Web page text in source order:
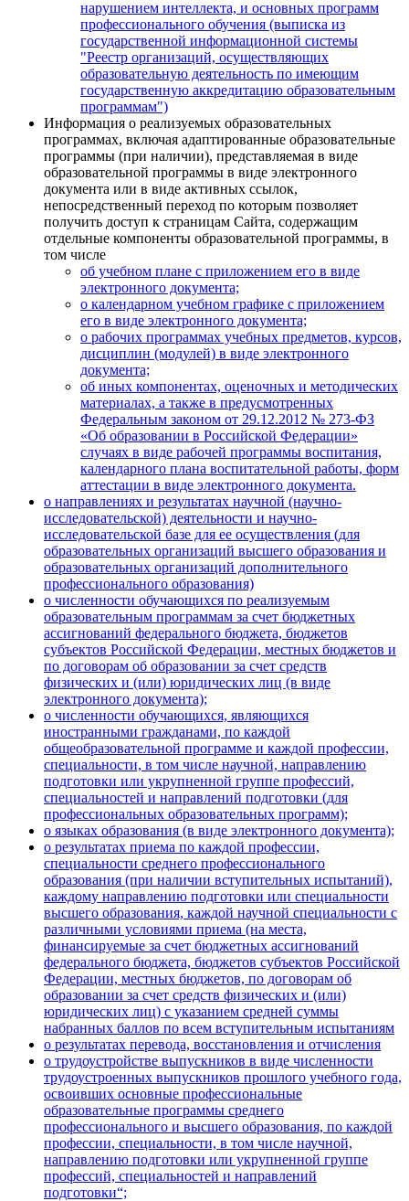
нарушением интеллекта, и основных программ
профессионального обучения (выписка из
государственной информационной системы
"Реестр организаций, осуществляющих
образовательную деятельность по имеющим
государственную аккредитацию образовательным
программам")
Информация о реализуемых образовательных
программах, включая адаптированные образовательные
программы (при наличии), представляемая в виде
образовательной программы в виде электронного
документа или в виде активных ссылок,
непосредственный переход по которым позволяет
получить доступ к страницам Сайта, содержащим
отдельные компоненты образовательной программы, в
том числе
об учебном плане с приложением его в виде
электронного документа;
о календарном учебном графике с приложением
его в виде электронного документа;
о рабочих программах учебных предметов, курсов,
дисциплин (модулей) в виде электронного
документа;
об иных компонентах, оценочных и методических
материалах, а также в предусмотренных
Федеральным законом от 29.12.2012 № 273-ФЗ
«Об образовании в Российской Федерации»
случаях в виде рабочей программы воспитания,
календарного плана воспитательной работы, форм
аттестации в виде электронного документа.
о направлениях и результатах научной (научно-
исследовательской) деятельности и научно-
исследовательской базе для ее осуществления (для
образовательных организаций высшего образования и
образовательных организаций дополнительного
профессионального образования)
о численности обучающихся по реализуемым
образовательным программам за счет бюджетных
ассигнований федерального бюджета, бюджетов
субъектов Российской Федерации, местных бюджетов и
по договорам об образовании за счет средств
физических и (или) юридических лиц (в виде
электронного документа);
о численности обучающихся, являющихся
иностранными гражданами, по каждой
общеобразовательной программе и каждой профессии,
специальности, в том числе научной, направлению
подготовки или укрупненной группе профессий,
специальностей и направлений подготовки (для
профессиональных образовательных программ);
о языках образования (в виде электронного документа);
о результатах приема по каждой профессии,
специальности среднего профессионального
образования (при наличии вступительных испытаний),
каждому направлению подготовки или специальности
высшего образования, каждой научной специальности с
различными условиями приема (на места,
финансируемые за счет бюджетных ассигнований
федерального бюджета, бюджетов субъектов Российской
Федерации, местных бюджетов, по договорам об
образовании за счет средств физических и (или)
юридических лиц) с указанием средней суммы
набранных баллов по всем вступительным испытаниям
о результатах перевода, восстановления и отчисления
о трудоустройстве выпускников в виде численности
трудоустроенных выпускников прошлого учебного года,
освоивших основные профессиональные
образовательные программы среднего
профессионального и высшего образования, по каждой
профессии, специальности, в том числе научной,
направлению подготовки или укрупненной группе
профессий, специальностей и направлений
подготовки“;